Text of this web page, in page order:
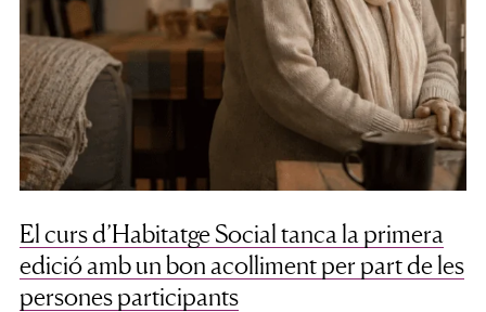
El curs d’Habitatge Social tanca la primera
edició amb un bon acolliment per part de les
persones participants